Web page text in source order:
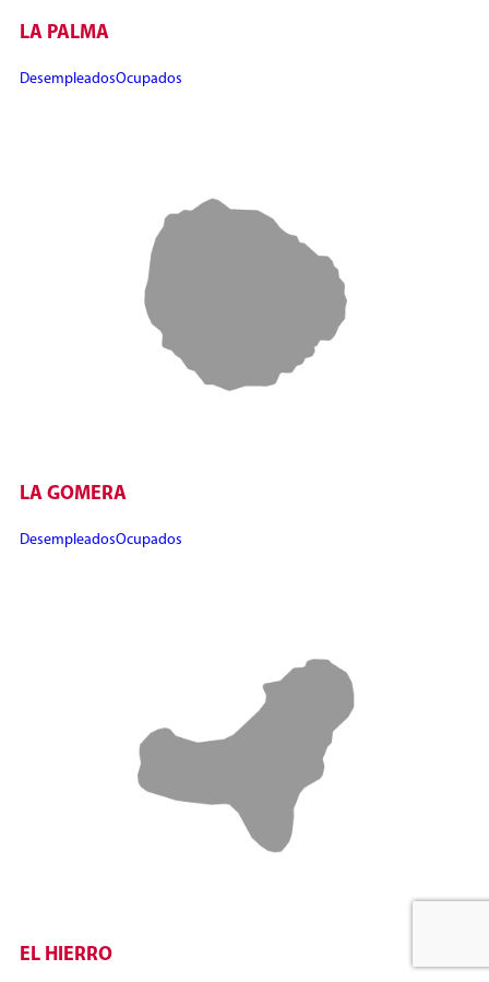
LA PALMA
DesempleadosOcupados
LA GOMERA
DesempleadosOcupados
EL HIERRO